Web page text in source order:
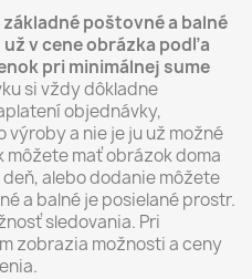
poštovné a balné
v cene obrázka podľa
pri minimálnej sume
si vždy dôkladne
objednávky,
a nie je ju už možné
mať obrázok doma
alebo dodanie môžete
a balné je posielané prostr.
sledovania. Pri
zobrazia možnosti a ceny